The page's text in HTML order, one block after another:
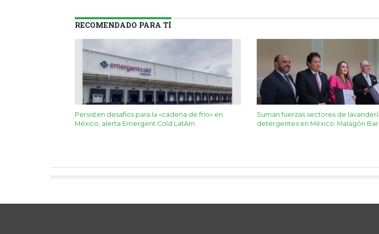
RECOMENDADO PARA TÍ
Persisten desafíos para la «cadena de frío» en
México, alerta Emergent Cold LatAm
Suman fuerzas sectores de
detergentes en México: Malagón